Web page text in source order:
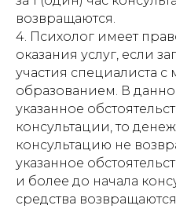
возвращаются.
4. Психолог имеет
оказания услуг, если
участия специалиста
образованием. В
указанное
консультации, то
консультацию не
указанное
и более до начала
средства